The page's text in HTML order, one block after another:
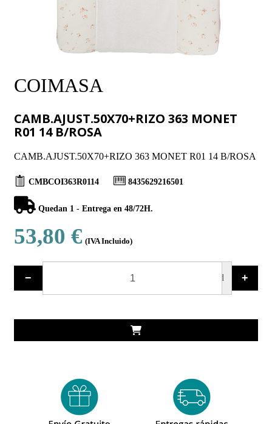
COIMASA
CAMB.AJUST.50X70+RIZO 363 MONET
R01 14 B/ROSA
CAMB.AJUST.50X70+RIZO 363 MONET R01 14 B/ROSA
CMBCOI363R0114 8435629216501
Quedan 1 - Entrega en 48/72H.
53,80 € (IVA Incluido)
− ud +